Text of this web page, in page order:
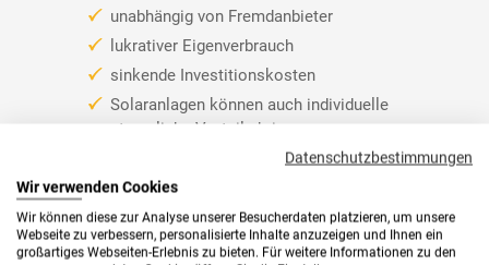
unabhängig von Fremdanbieter
lukrativer Eigenverbrauch
sinkende Investitionskosten
Solaranlagen können auch individuelle
steuerliche Vorteile bringen
Datenschutzbestimmungen
Wir verwenden Cookies
Wir können diese zur Analyse unserer Besucherdaten platzieren, um unsere
Webseite zu verbessern, personalisierte Inhalte anzuzeigen und Ihnen ein
großartiges Webseiten-Erlebnis zu bieten. Für weitere Informationen zu den